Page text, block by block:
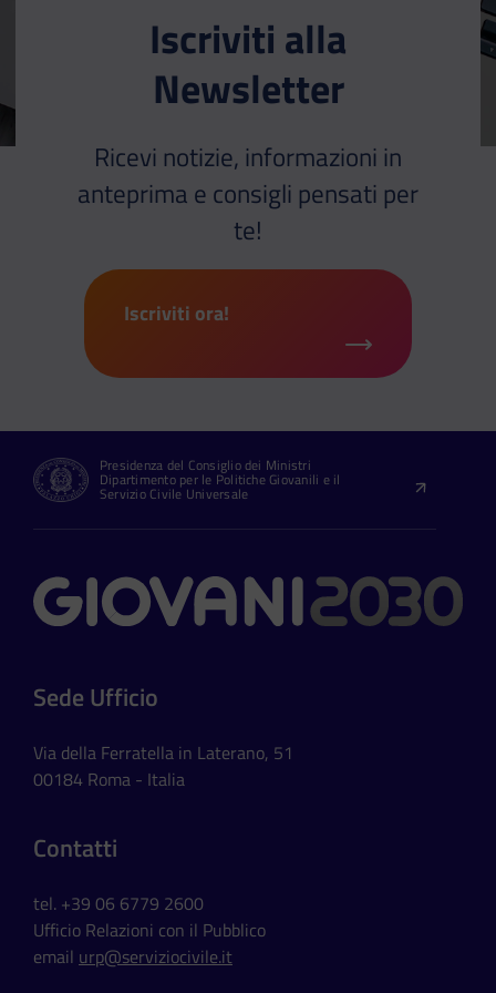
Iscriviti alla
Newsletter
Ricevi notizie, informazioni in
anteprima e consigli pensati per
te!
Iscriviti ora!
Presidenza del Consiglio dei Ministri
Dipartimento per le Politiche Giovanili e il
Servizio Civile Universale
Contatti
Sede Ufficio
Via della Ferratella in Laterano, 51
00184 Roma - Italia
Contatti
tel. +39 06 6779 2600
Ufficio Relazioni con il Pubblico
email urp@serviziocivile.it